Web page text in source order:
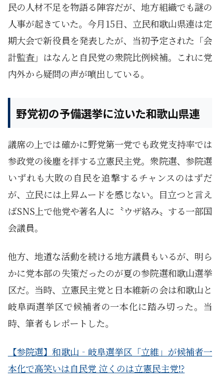
民の人材不足を物語る陣容だが、地方組織でも謎の
人事が起きていた。今月15日、立民和歌山県連は定
期大会で新役員を発表したが、当初予定された「会
計監査」はなんと自民党の衆院比例候補。これに党
内外から疑問の声が噴出している。
野党初の予備選挙に泣いた和歌山県連
議席の上では確かに野党第一党でも政党支持率では
参政党の後塵を拝する立憲民主党。衆院選、参院選
いずれも大敗の自民を追撃するチャンスのはずだ
が、立民には上昇ムードを感じない。目立つと言え
ばSNS上で他党や著名人に〝ウザ絡み〟する一部国
会議員。
他方、地道な活動を続ける地方議員もいるが、明ら
かに党本部の失策だったのが夏の参院選和歌山選挙
区だ。当時、立憲民主党と日本維新の会は和歌山と
岐阜両選挙区で候補者の一本化に踏み切った。当
時、筆者もレポートした。
【参院選】和歌山‐岐阜選挙区「立維」が候補者一
本化で高笑いは自民党 泣くのは立憲民主党⁉